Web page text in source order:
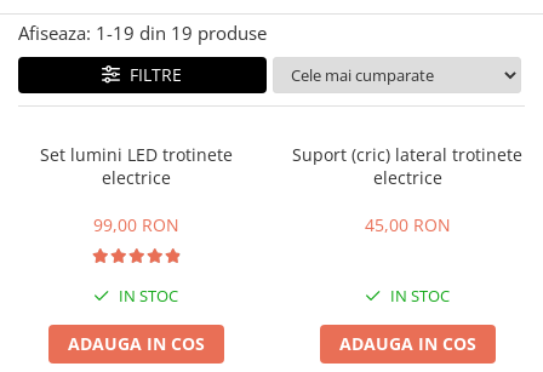
➔ Cu 1 Loc
➔ Cu 2 Locuri
➔ Acoperita
➔ Adulti - Fara permis
➔ Adulti - cu Cabina
➔ Cu Cabina
➔ Cu Cabina fara Permis
➔ Cu Cabina Inchisa
➔ Cu Remorca
➔ Cu Remorca Fara Permis
Afiseaza: 1-19 din 19 produse
FILTRE
Set lumini LED trotinete
electrice
99,00 RON
IN STOC
ADAUGA IN COS
Suport (cric) lateral trotinete
electrice
45,00 RON
IN STOC
ADAUGA IN COS